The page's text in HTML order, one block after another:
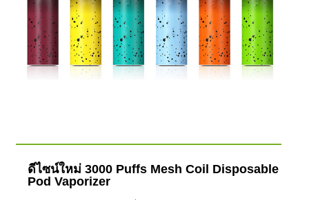
ดีไซน์ใหม่ 3000 Puffs Mesh Coil Disposable
Pod Vaporizer